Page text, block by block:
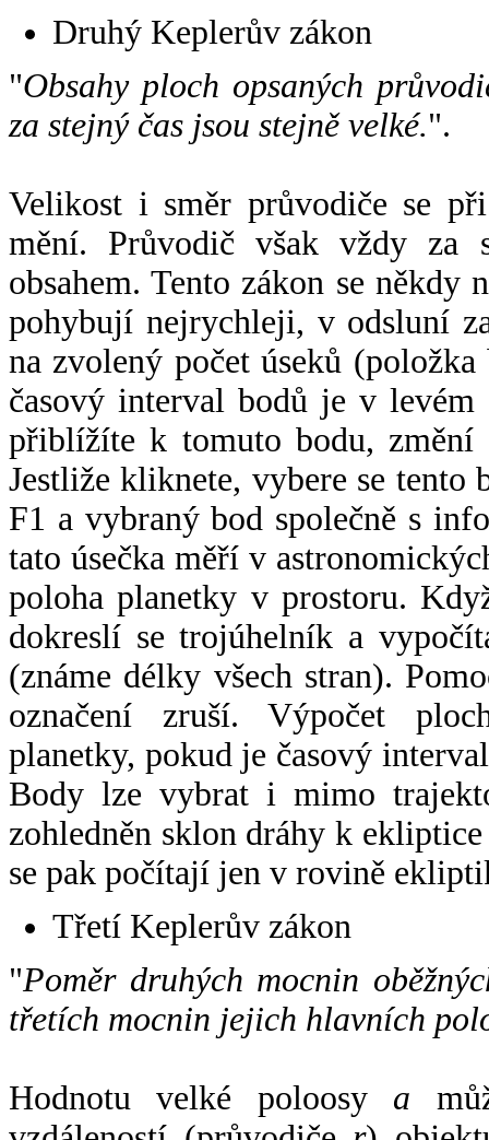
Druhý Keplerův zákon
"Obsahy ploch opsaných
za stejný čas jsou stejně velké.".
Velikost i směr průvodiče se
mění. Průvodič však vždy za
obsahem. Tento zákon se někdy
pohybují nejrychleji, v odsluní
na zvolený počet úseků
časový interval bodů je v
přiblížíte k tomuto bodu,
Jestliže kliknete, vybere se tento
F1 a vybraný bod společně s
tato úsečka měří v
poloha planetky v prostoru.
dokreslí se trojúhelník a
(známe délky všech stran).
označení zruší. Výpočet
planetky, pokud je časový
Body lze vybrat i mimo
zohledněn sklon dráhy k
se pak počítají jen v rovině
Třetí Keplerův zákon
"Poměr druhých mocnin
třetích mocnin jejich hlavních
Hodnotu velké poloosy a